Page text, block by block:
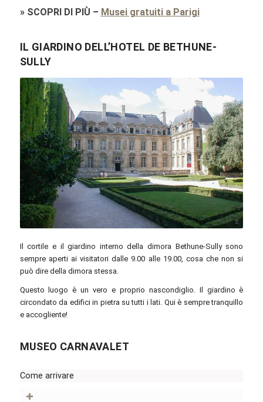
» SCOPRI DI PIÙ – Musei gratuiti a Parigi
IL GIARDINO DELL’HOTEL DE BETHUNE-
SULLY
shared) Riggwelter at wts wikivoyage / commons.wikimedia.org / CC BY-SA 4.0
Il cortile e il giardino interno della dimora Bethune-Sully sono
sempre aperti ai visitatori dalle 9.00 alle 19.00, cosa che non si
può dire della dimora stessa.
Questo luogo è un vero e proprio nascondiglio. Il giardino è
circondato da edifici in pietra su tutti i lati. Qui è sempre tranquillo
e accogliente!
MUSEO CARNAVALET
Come arrivare